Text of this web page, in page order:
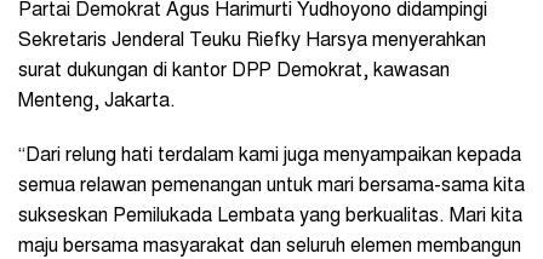
Partai Demokrat Agus Harimurti Yudhoyono didampingi
Sekretaris Jenderal Teuku Riefky Harsya menyerahkan
surat dukungan di kantor DPP Demokrat, kawasan
Menteng, Jakarta.
“Dari relung hati terdalam kami juga menyampaikan kepada
semua relawan pemenangan untuk mari bersama-sama kita
sukseskan Pemilukada Lembata yang berkualitas. Mari kita
maju bersama masyarakat dan seluruh elemen membangun